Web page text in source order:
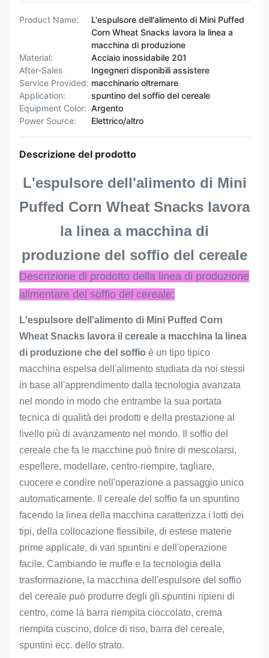
Product Name:
L'espulsore dell'alimento di Mini Puffed
Corn Wheat Snacks lavora la linea a
macchina di produzione
Material:
Acciaio inossidabile 201
After-Sales
Service Provided:
Ingegneri disponibili assistere
macchinario oltremare
Application:
spuntino del soffio del cereale
Equipment Color: Argento
Power Source:
Elettrico/altro
Descrizione del prodotto
L'espulsore dell'alimento di Mini
Puffed Corn Wheat Snacks lavora
la linea a macchina di
produzione del soffio del cereale
Descrizione di prodotto della linea di produzione
alimentare del soffio del cereale:
L'espulsore dell'alimento di Mini Puffed Corn
Wheat Snacks lavora il cereale a macchina la linea
di produzione che del soffio è un tipo tipico
macchina espelsa dell'alimento studiata da noi stessi
in base all'apprendimento dalla tecnologia avanzata
nel mondo in modo che entrambe la sua portata
tecnica di qualità dei prodotti e della prestazione al
livello più di avanzamento nel mondo. Il soffio del
cereale che fa le macchine può finire di mescolarsi,
espellere, modellare, centro-riempire, tagliare,
cuocere e condire nell'operazione a passaggio unico
automaticamente. Il cereale del soffio fa un spuntino
facendo la linea della macchina caratterizza i lotti dei
tipi, della collocazione flessibile, di estese materie
prime applicate, di vari spuntini e dell'operazione
facile. Cambiando le muffe e la tecnologia della
trasformazione, la macchina dell'espulsore del soffio
del cereale può produrre degli gli spuntini ripieni di
centro, come la barra riempita cioccolato, crema
riempita cuscino, dolce di riso, barra del cereale,
spuntini ecc. dello strato.